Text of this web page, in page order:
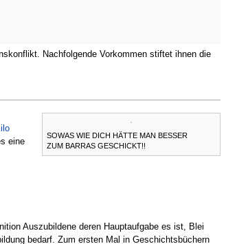
Nachfolgende Vorkommen stiftet ihnen die
SOWAS WIE DICH HÄTTE MAN BESSER
ZUM BARRAS GESCHICKT!!
eine
Auszubildene deren Hauptaufgabe es ist, Blei
bedarf. Zum ersten Mal in Geschichtsbüchern